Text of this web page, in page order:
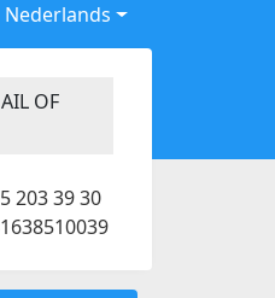
Nederlands
OF
203 39 30